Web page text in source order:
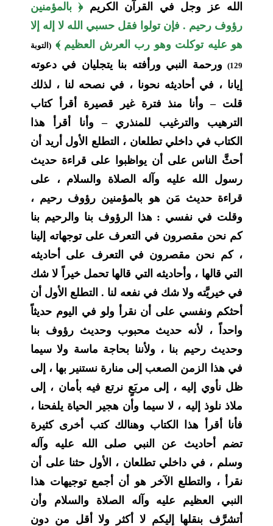
الله عز وجل في القرآن الكريم﴿ بالمؤمنين
رؤوف رحيم . فإن تولوا فقل حسبي الله لا إله إلا
هو عليه توكلت وهو رب العرش العظيم ﴾ (التوبة
129)
ورحمة النبي ورأفته بنا يتجليان في دعوته
إيانا ، في أحاديثه نحونا ، في نصحه لنا ، لذلك
قلت – وأنا منذ فترة غير قصيرة أقرأ كتاب
الترهيب والترغيب للمنذري – وأنا أقرأ هذا
الكتاب في داخلي تطلعان ، التطلع الأول أريد أن
أحثَّ الناس على أن يواظبوا على قراءة حديث
رسول الله عليه وآله الصلاة والسلام ، على
قراءة حديث مَن هو بالمؤمنين رؤوف رحيم ،
وقلت في نفسي : هذا الرؤوف بنا والرحيم بنا
كم نحن مقصرون في التعرف على توجهاته إلينا
، كم نحن مقصرون في التعرف على أحاديثه
التي قالها ، وأحاديثه التي قالها تحمل خيراً لا شك
في خيريَّته ولا شك في نفعه لنا . التطلع الأول أن
أحثكم ونفسي على أن نقرأ ولو في اليوم حديثاً
واحداً ، لأنه حديث محبوب وحديث رؤوف بنا
وحديث رحيم بنا ، ولأننا بحاجة ماسة ولا سيما
في هذا الزمن الصعب إلى منارة نستنير بها ، إلى
ظل نأوي إليه ، إلى مربَعٍ نرتع فيه بأمان ، إلى
ملاذ نلوذ إليه ، لا سيما وأن هجير الحياة يلفحنا ،
فأنا أقرأ هذا الكتاب وهنالك كتب أخرى كثيرة
تضم أحاديث عن النبي صلى الله عليه وآله
وسلم ، في داخلي تطلعان ، الأول حثنا على أن
نقرأ ، والتطلع الآخر هو أن أجمع توجيهات هذا
النبي العظيم عليه وآله الصلاة والسلام وأن
أتشرَّف بنقلها إليكم لا أكثر ولا أقل من دون